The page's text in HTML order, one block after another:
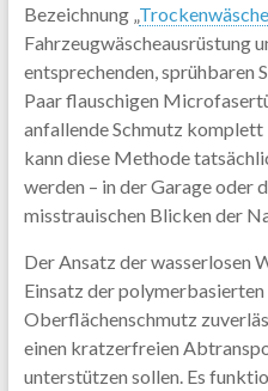
Bezeichnung „ Trockenwäsche
Fahrzeugwäscheausrüstung
entsprechenden, sprühbaren
Paar flauschigen
anfallende Schmutz
kann diese Methode
werden – in der Garage oder
misstrauischen Blicken der
Der Ansatz der wasserlosen
Einsatz der polymerbasierten
Oberflächenschmutz
einen kratzerfreien
unterstützen sollen. Es